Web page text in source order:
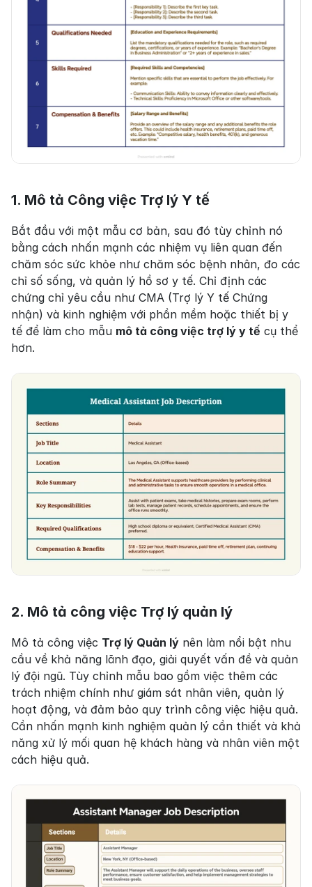
1. Mô tả Công việc Trợ lý Y tế
Bắt đầu với một mẫu cơ bản, sau đó tùy chỉnh nó
bằng cách nhấn mạnh các nhiệm vụ liên quan đến
chăm sóc sức khỏe như chăm sóc bệnh nhân, đo các
chỉ số sống, và quản lý hồ sơ y tế. Chỉ định các
chứng chỉ yêu cầu như CMA (Trợ lý Y tế Chứng
nhận) và kinh nghiệm với phần mềm hoặc thiết bị y
tế để làm cho mẫu mô tả công việc trợ lý y tế cụ thể
hơn.
2. Mô tả công việc Trợ lý quản lý
Mô tả công việc Trợ lý Quản lý nên làm nổi bật nhu
cầu về khả năng lãnh đạo, giải quyết vấn đề và quản
lý đội ngũ. Tùy chỉnh mẫu bao gồm việc thêm các
trách nhiệm chính như giám sát nhân viên, quản lý
hoạt động, và đảm bảo quy trình công việc hiệu quả.
Cần nhấn mạnh kinh nghiệm quản lý cần thiết và khả
năng xử lý mối quan hệ khách hàng và nhân viên một
cách hiệu quả.